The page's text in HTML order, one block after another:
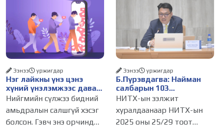
Нэг лайкны үнэ цэнэ
хүний үнэлэмжээс давах
болсон уу?
Ээнээ уржигдар
Нийгмийн сүлжээ бидний
амьдралын салшгүй хэсэг
болсон. Гэвч энэ орчинд
Б.Пүрэвдагва: Найман
салбарын 103
үйлчилгээний
бүртгэлийг цуцалснаар
бизнес эрхлэхэд таатай
нөхцөл бүрдэнэ
Ээнээ уржигдар
НИТХ-ын ээлжит
хуралдаанаар НИТХ-ын
2025 оны 25/29 тоот